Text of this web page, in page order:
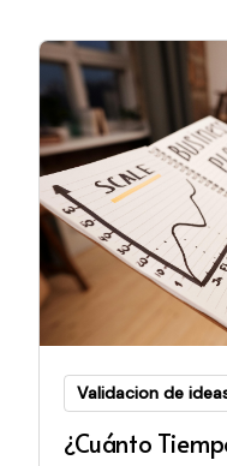
Validacion de
¿Cuánto